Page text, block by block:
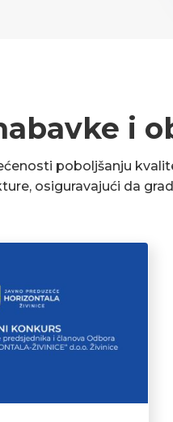
i
poboljšanju
osiguravajući da